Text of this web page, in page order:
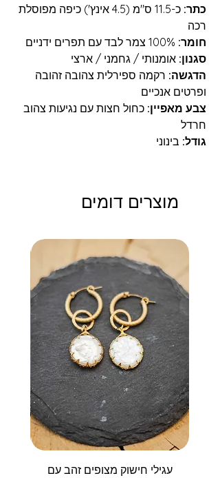
כתר:
כ-11.5 ס"מ (4.5 אינץ') כיפה מפוסלת
רכה
חומר:
סגנון: אומנותי / גחמני / ארצי
הדגשה: רקמה ספירלית צהובה זהובה
ופרטים אנכיים
צבע מאפיין: כחול חצות עם נגיעות צהוב
חרדל
גודל: בינוני
מוצרים דומים
עגילי חישוק מצופים זהב עם